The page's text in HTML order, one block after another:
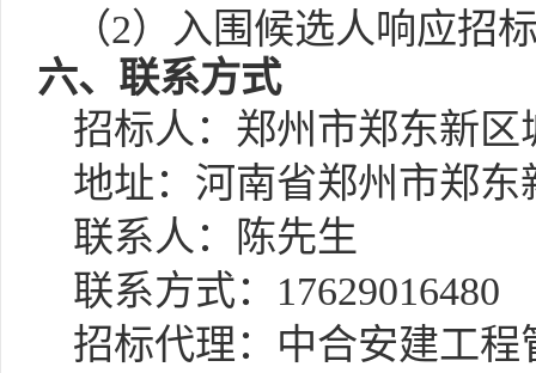
（2）入围候选人响应招
六、联系方式
招标人：郑州市郑东新
地址：河南省郑州市郑东
联系人：
陈先生
联系方式： 17629016480
招标代理：中合安建工程